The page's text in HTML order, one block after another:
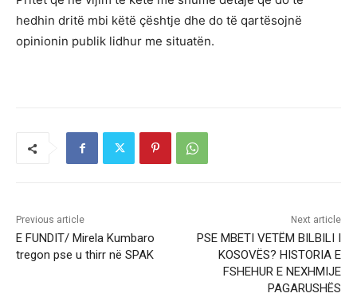
hedhin dritë mbi këtë çështje dhe do të qartësojnë
opinionin publik lidhur me situatën.
Previous article
E FUNDIT/ Mirela Kumbaro
tregon pse u thirr në SPAK
Next article
PSE MBETI VETËM BILBILI I
KOSOVËS? HISTORIA E
FSHEHUR E NEXHMIJE
PAGARUSHËS